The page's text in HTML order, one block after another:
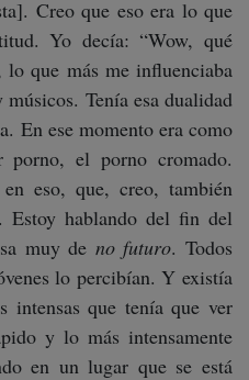
Creo que eso era lo que
Yo decía: “Wow, qué
que más me influenciaba
Tenía esa dualidad
En ese momento era como
porno, el porno cromado.
eso, que, creo, también
Estoy hablando del fin del
muy de no futuro. Todos
lo percibían. Y existía
intensas que tenía que ver
y lo más intensamente
en un lugar que se está